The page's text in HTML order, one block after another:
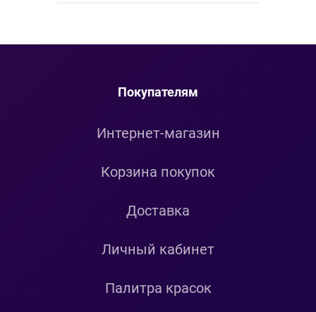
Покупателям
Интернет-магазин
Корзина покупок
Доставка
Личный кабинет
Палитра красок